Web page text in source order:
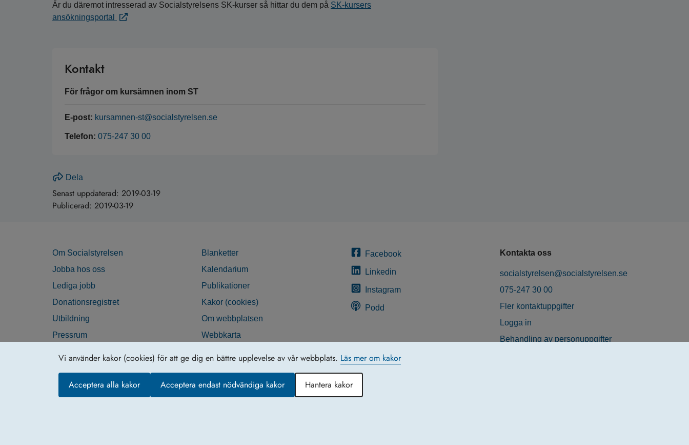
Vi använder kakor (cookies) för att ge dig en bättre upplevelse av vår webbplats. Läs mer om kakor
Acceptera alla kakor Acceptera endast nödvändiga kakor Hantera kakor
Är du däremot intresserad av Socialstyrelsens SK-kurser så hittar du dem på SK-kursers
ansökningsportal
Kontakt
För frågor om kursämnen inom ST
E-post: kursamnen-st@socialstyrelsen.se
Telefon: 075-247 30 00
Dela
Senast uppdaterad: 2019-03-19
Publicerad: 2019-03-19
Om Socialstyrelsen
Jobba hos oss
Lediga jobb
Donationsregistret
Utbildning
Pressrum
Blanketter
Kalendarium
Publikationer
Kakor (cookies)
Om webbplatsen
Webbkarta
Facebook
Linkedin
Instagram
Podd
Kontakta oss
socialstyrelsen@socialstyrelsen.se
075-247 30 00
Fler kontaktuppgifter
Logga in
Behandling av personuppgifter